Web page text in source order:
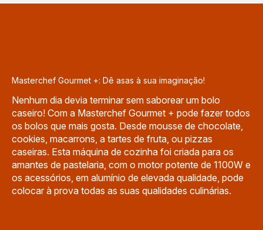
Masterchef Gourmet +: Dê asas à sua imaginação!
Nenhum dia devia terminar sem saborear um bolo
caseiro! Com a Masterchef Gourmet + pode fazer todos
os bolos que mais gosta. Desde mousse de chocolate,
cookies, macarrons, a tartes de fruta, ou pizzas
caseiras. Esta máquina de cozinha foi criada para os
amantes de pastelaria, com o motor potente de 1100W e
os acessórios, em alumínio de elevada qualidade, pode
colocar à prova todas as suas qualidades culinárias.